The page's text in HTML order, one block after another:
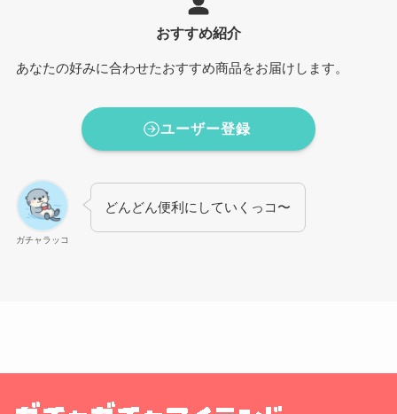
おすすめ紹介
あなたの好みに合わせたおすすめ商品をお届けします。
ユーザー登録
ガチャラッコ
どんどん便利にしていくっコ〜